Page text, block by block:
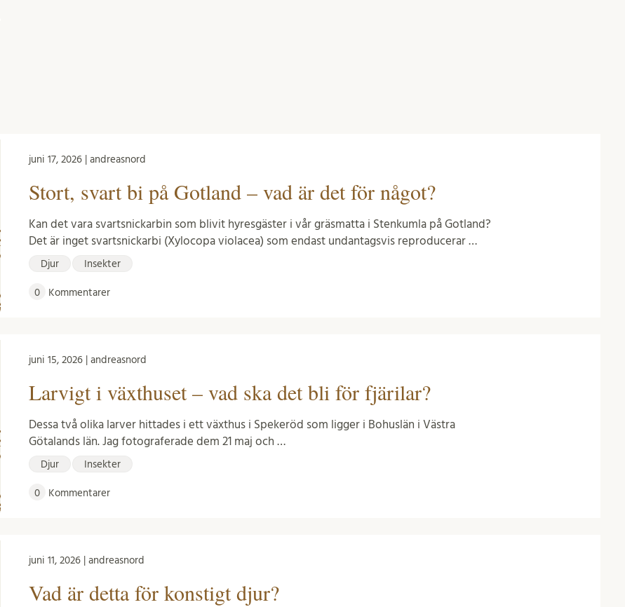
juni 17, 2026 | andreasnord
Stort, svart bi på Gotland – vad är det för något?
Kan det vara svartsnickarbin som blivit hyresgäster i vår gräsmatta i Stenkumla på Gotland?
Det är inget svartsnickarbi (Xylocopa violacea) som endast undantagsvis reproducerar …
Djur Insekter
0 Kommentarer
juni 15, 2026 | andreasnord
Larvigt i växthuset – vad ska det bli för fjärilar?
Dessa två olika larver hittades i ett växthus i Spekeröd som ligger i Bohuslän i Västra
Götalands län. Jag fotograferade dem 21 maj och …
Djur Insekter
0 Kommentarer
juni 11, 2026 | andreasnord
Vad är detta för konstigt djur?